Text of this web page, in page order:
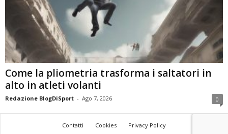
Come la pliometria trasforma i saltatori in
alto in atleti volanti
Redazione BlogDiSport - Ago 7, 2026 0
Contatti Cookies Privacy Policy